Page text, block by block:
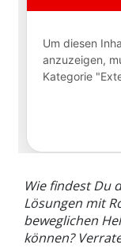
Wie findest Du
Lösungen mit
beweglichen
können?